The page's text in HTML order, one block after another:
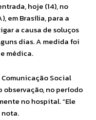
hoje (14), no
em Brasília, para a
a causa de soluços
dias. A medida foi
médica.
Social
observação, no período
no hospital. “Ele
nota.